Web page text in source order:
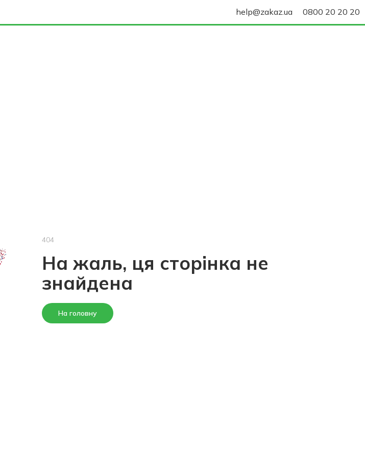
help@zakaz.ua 0800 20 20 20
404
На жаль, ця сторінка не
знайдена
На головну